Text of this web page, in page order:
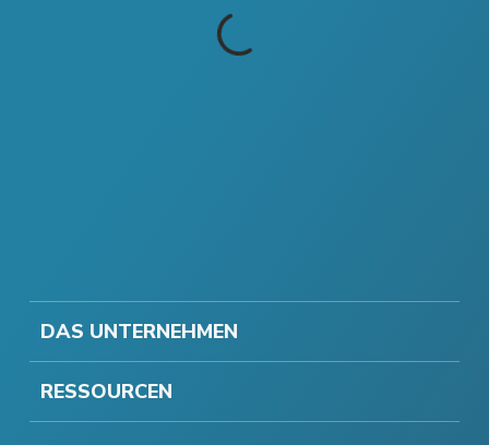
DAS UNTERNEHMEN
RESSOURCEN